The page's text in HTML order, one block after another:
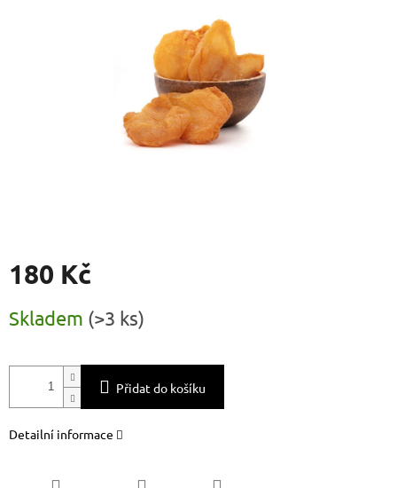
180 Kč
cena:
Skladem (>3 ks)
Přidat do košíku
Detailní informace